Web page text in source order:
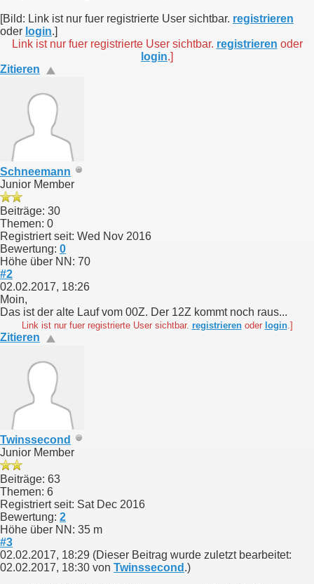
[Bild: Link ist nur fuer registrierte User sichtbar. registrieren
oder login.]
Link ist nur fuer registrierte User sichtbar. registrieren oder
login.]
Zitieren
Schneemann
Junior Member
Beiträge: 30
Themen: 0
Registriert seit: Wed Nov 2016
Bewertung: 0
Höhe über NN: 70
#2
02.02.2017, 18:26
Moin,
Das ist der alte Lauf vom 00Z. Der 12Z kommt noch raus...
Link ist nur fuer registrierte User sichtbar. registrierenoder login.]
Zitieren
Twinssecond
Junior Member
Beiträge: 63
Themen: 6
Registriert seit: Sat Dec 2016
Bewertung: 2
Höhe über NN: 35 m
#3
02.02.2017, 18:29 (Dieser Beitrag wurde zuletzt bearbeitet:
02.02.2017, 18:30 von Twinssecond .)